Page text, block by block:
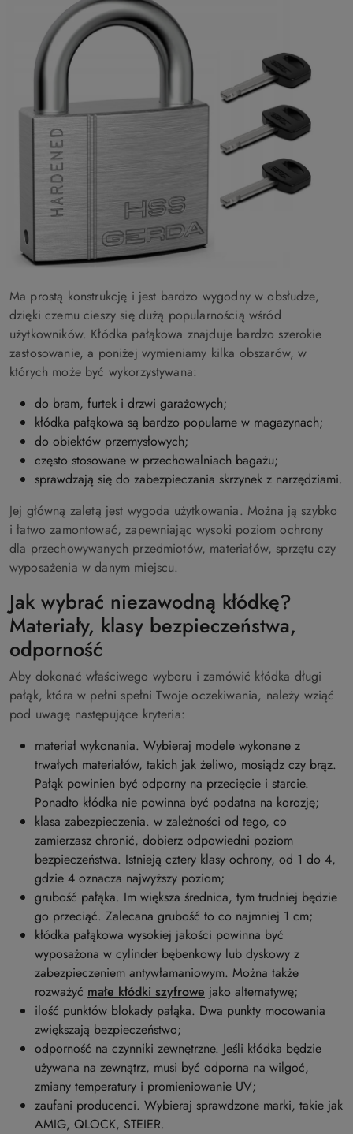
Ma prostą konstrukcję i jest bardzo wygodny w obsłudze,
dzięki czemu cieszy się dużą popularnością wśród
użytkowników. Kłódka pałąkowa znajduje bardzo szerokie
zastosowanie, a poniżej wymieniamy kilka obszarów, w
których może być wykorzystywana:
do bram, furtek i drzwi garażowych;
kłódka pałąkowa są bardzo popularne w magazynach;
do obiektów przemysłowych;
często stosowane w przechowalniach bagażu;
sprawdzają się do zabezpieczania skrzynek z narzędziami.
Jej główną zaletą jest wygoda użytkowania. Można ją szybko
i łatwo zamontować, zapewniając wysoki poziom ochrony
dla przechowywanych przedmiotów, materiałów, sprzętu czy
wyposażenia w danym miejscu.
Jak wybrać niezawodną kłódkę?
Materiały, klasy bezpieczeństwa,
odporność
Aby dokonać właściwego wyboru i zamówić kłódka długi
pałąk, która w pełni spełni Twoje oczekiwania, należy wziąć
pod uwagę następujące kryteria:
materiał wykonania. Wybieraj modele wykonane z
trwałych materiałów, takich jak żeliwo, mosiądz czy brąz.
Pałąk powinien być odporny na przecięcie i starcie.
Ponadto kłódka nie powinna być podatna na korozję;
klasa zabezpieczenia. w zależności od tego, co
zamierzasz chronić, dobierz odpowiedni poziom
bezpieczeństwa. Istnieją cztery klasy ochrony, od 1 do 4,
gdzie 4 oznacza najwyższy poziom;
grubość pałąka. Im większa średnica, tym trudniej będzie
go przeciąć. Zalecana grubość to co najmniej 1 cm;
kłódka pałąkowa wysokiej jakości powinna być
wyposażona w cylinder bębenkowy lub dyskowy z
zabezpieczeniem antywłamaniowym. Można także
rozważyć małe kłódki szyfrowe jako alternatywę;
ilość punktów blokady pałąka. Dwa punkty mocowania
zwiększają bezpieczeństwo;
odporność na czynniki zewnętrzne. Jeśli kłódka będzie
używana na zewnątrz, musi być odporna na wilgoć,
zmiany temperatury i promieniowanie UV;
zaufani producenci. Wybieraj sprawdzone marki, takie jak
AMIG, QLOCK, STEIER.